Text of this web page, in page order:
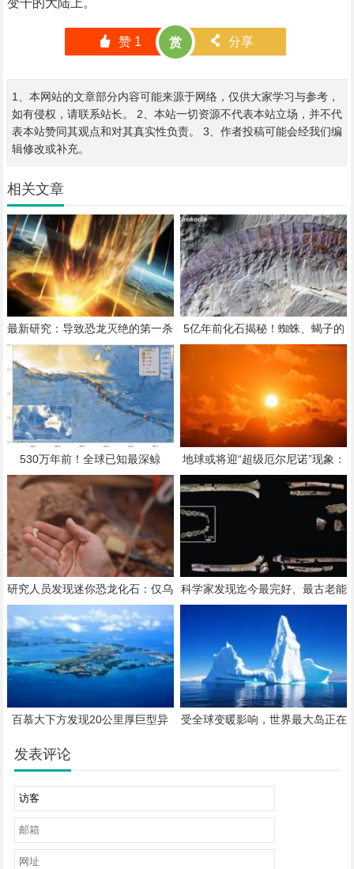
󰄼 赞 1 赏 󰄯 分享
1、本网站的文章部分内容可能来源于网络，仅供大家学习与参考，
如有侵权，请联系站长。 2、本站一切资源不代表本站立场，并不代
表本站赞同其观点和对其真实性负责。 3、作者投稿可能会经我们编
辑修改或补充。
相关文章
最新研究：导致恐龙灭绝的第一杀
手，可能不是寒冬而是全球火海
5亿年前化石揭秘！蜘蛛、蝎子的
钳子终于找到演化源头
530万年前！全球已知最深鲸
类“大墓地” 被发现
地球或将迎“超级厄尔尼诺”现象：
明年夏天更热了
研究人员发现迷你恐龙化石：仅乌
鸦大小
科学家发现迄今最完好、最古老能
人骨骼化石：距今超 200 万年历
百慕大下方发现20公里厚巨型异
受全球变暖影响，世界最大岛正在
发表评论